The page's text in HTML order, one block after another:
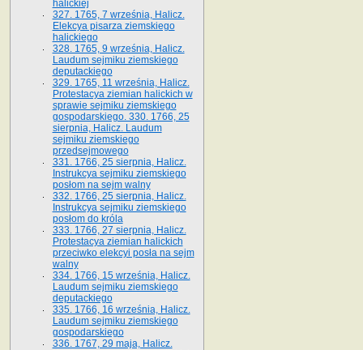
halickiej
327. 1765, 7 września, Halicz.
Elekcya pisarza ziemskiego
halickiego
328. 1765, 9 września, Halicz.
Laudum sejmiku ziemskiego
deputackiego
329. 1765, 11 września, Halicz.
Protestacya ziemian halickich w
sprawie sejmiku ziemskiego
gospodarskiego. 330. 1766, 25
sierpnia, Halicz. Laudum
sejmiku ziemskiego
przedsejmowego
331. 1766, 25 sierpnia, Halicz.
Instrukcya sejmiku ziemskiego
posłom na sejm walny
332. 1766, 25 sierpnia, Halicz.
Instrukcya sejmiku ziemskiego
posłom do króla
333. 1766, 27 sierpnia, Halicz.
Protestacya ziemian halickich
przeciwko elekcyi posła na sejm
walny
334. 1766, 15 września, Halicz.
Laudum sejmiku ziemskiego
deputackiego
335. 1766, 16 września, Halicz.
Laudum sejmiku ziemskiego
gospodarskiego
336. 1767, 29 maja, Halicz.